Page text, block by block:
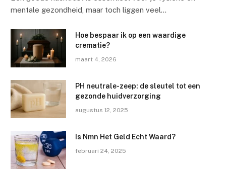
mentale gezondheid, maar toch liggen veel…
Hoe bespaar ik op een waardige
crematie?
maart 4, 2026
PH neutrale-zeep: de sleutel tot een
gezonde huidverzorging
augustus 12, 2025
Is Nmn Het Geld Echt Waard?
februari 24, 2025